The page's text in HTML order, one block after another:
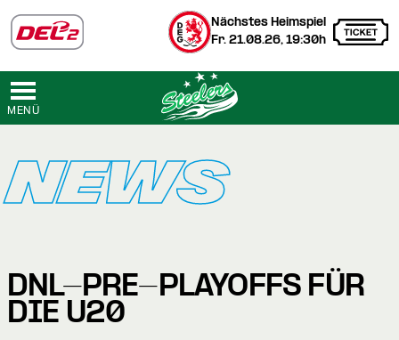
Nächstes Heimspiel
Fr. 21.08.26, 19:30h
MENÜ
NEWS
DNL-PRE-PLAYOFFS FÜR
DIE U20